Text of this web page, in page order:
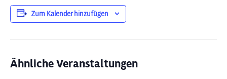
Zum Kalender hinzufügen
Ähnliche Veranstaltungen